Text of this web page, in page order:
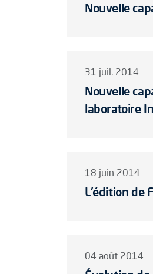
Nouvelle
31 juil. 2014
Nouvelle
laboratoire
18 juin 2014
L'édition de
04 août 2014